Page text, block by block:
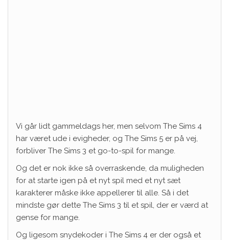
Vi går lidt gammeldags her, men selvom The Sims 4
har været ude i evigheder, og The Sims 5 er på vej,
forbliver The Sims 3 et go-to-spil for mange.
Og det er nok ikke så overraskende, da muligheden
for at starte igen på et nyt spil med et nyt sæt
karakterer måske ikke appellerer til alle. Så i det
mindste gør dette The Sims 3 til et spil, der er værd at
gense for mange.
Og ligesom snydekoder i The Sims 4 er der også et